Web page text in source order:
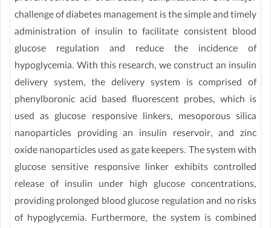
challenge of diabetes management is the simple and timely
administration of insulin to facilitate consistent blood
glucose regulation and reduce the incidence of
hypoglycemia. With this research, we construct an insulin
delivery system, the delivery system is comprised of
phenylboronic acid based fluorescent probes, which is
used as glucose responsive linkers, mesoporous silica
nanoparticles providing an insulin reservoir, and zinc
oxide nanoparticles used as gate keepers. The system with
glucose sensitive responsive linker exhibits controlled
release of insulin under high glucose concentrations,
providing prolonged blood glucose regulation and no risks
of hypoglycemia. Furthermore, the system is combined